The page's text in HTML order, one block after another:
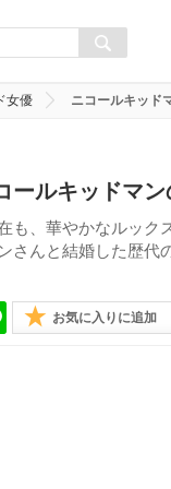
女優 ニコールキッド
ールキッドマ
も、華やかなルック
さんと結婚した歴代
お気に入りに追加